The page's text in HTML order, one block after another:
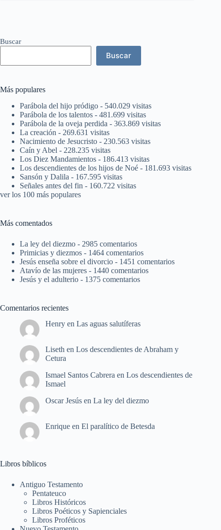
Buscar
Buscar
Más populares
Parábola del hijo pródigo - 540.029 visitas
Parábola de los talentos - 481.699 visitas
Parábola de la oveja perdida - 363.869 visitas
La creación - 269.631 visitas
Nacimiento de Jesucristo - 230.563 visitas
Caín y Abel - 228.235 visitas
Los Diez Mandamientos - 186.413 visitas
Los descendientes de los hijos de Noé - 181.693 visitas
Sansón y Dalila - 167.595 visitas
Señales antes del fin - 160.722 visitas
ver los 100 más populares
Más comentados
La ley del diezmo - 2985 comentarios
Primicias y diezmos - 1464 comentarios
Jesús enseña sobre el divorcio - 1451 comentarios
Atavío de las mujeres - 1440 comentarios
Jesús y el adulterio - 1375 comentarios
Comentarios recientes
Henry en Las aguas salutíferas
Liseth en Los descendientes de Abraham y
Cetura
Ismael Santos Cabrera en Los descendientes de
Ismael
Oscar Jesús en La ley del diezmo
Enrique en El paralítico de Betesda
Libros bíblicos
Antiguo Testamento
Pentateuco
Libros Históricos
Libros Poéticos y Sapienciales
Libros Proféticos